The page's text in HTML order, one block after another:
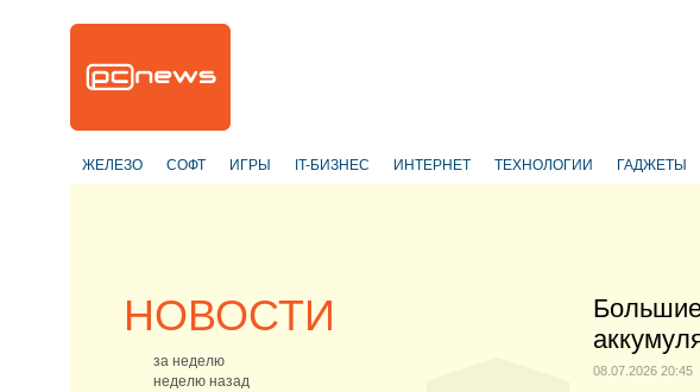
ЖЕЛЕЗО СОФТ ИГРЫ IT-БИЗНЕС ИНТЕРНЕТ ТЕХНОЛОГИИ ГАДЖЕТЫ
НОВОСТИ
за неделю
неделю назад
08.07.2026 20:45